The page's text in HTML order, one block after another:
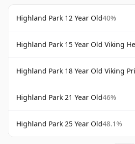
Highland Park 12 Year Old40%
Highland Park 15 Year Old Viking
Highland Park 18 Year Old Viking
Highland Park 21 Year Old46%
Highland Park 25 Year Old48.1%